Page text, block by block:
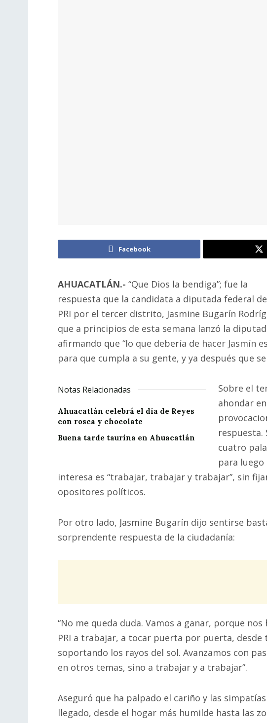
Facebook
AHUACATLÁN.- “Que Dios la bendiga”; fue la
respuesta que la candidata a diputada federal
PRI por el tercer distrito, Jasmine Bugarín
que a principios de esta semana lanzó la
afirmando que “lo que debería de hacer Jasmín
para que cumpla a su gente, y ya después que
Notas Relacionadas
Ahuacatlán celebrá el día de Reyes
con rosca y chocolate
Buena tarde taurina en Ahuacatlán
Sobre el
ahondar
respuesta.
cuatro
para luego
interesa es “trabajar, trabajar y trabajar”, sin
opositores políticos.
Por otro lado, Jasmine Bugarín dijo sentirse
sorprendente respuesta de la ciudadanía:
“No me queda duda. Vamos a ganar, porque
PRI a trabajar, a tocar puerta por puerta, desde
soportando los rayos del sol. Avanzamos con
en otros temas, sino a trabajar y a trabajar”.
Aseguró que ha palpado el cariño y las
llegado, desde el hogar más humilde hasta las